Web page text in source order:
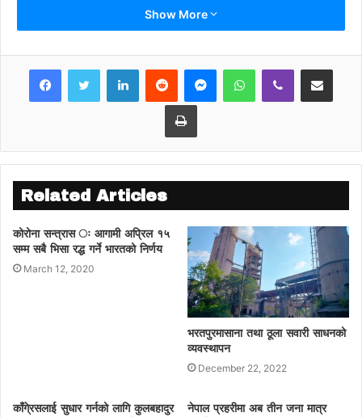
तर उपभोक्ता संरक्षण ऐन, ०७५ तथा खाद्य ऐन, २०२३
विपरित अनुचित तथा गैरकानूनी व्यापारिक क्रियाकलाप
गरेको पाइएकाले हदैसम्मको कारबाहीका लागि
सरकारसँग माग गरेका उपभोक्ता मञ्चका अध्यक्ष
प्रेमलाल महर्जनले बताए।
Show More
LinkedInReddit MessengerWhatsAppViber Share via Email
Print
Related Articles
कोरोना सन्त्रास ः आगामी अप्रिल १५
सम्म सबै भिसा रद्ध गर्ने भारतको निर्णय
March 12, 2020
भरतपुरमासाना तथा ठूला सवारी साधनको
व्यवस्थापन
December 22, 2022
काँगे्रसलाई सुधार गर्नको लागि कुलबहादुर
नेपाल प्रहरीमा अब तीन जना मात्र